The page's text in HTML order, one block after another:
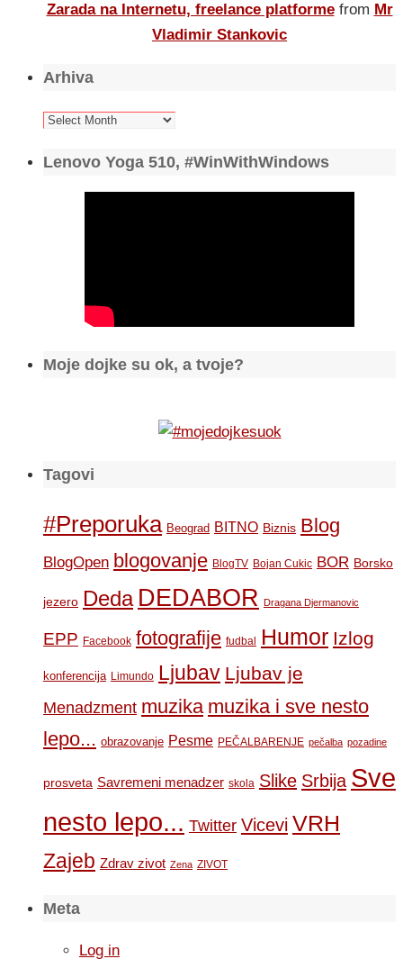
Zarada na Internetu, freelance platforme from Mr
Vladimir Stankovic
Arhiva
Arhiva
Lenovo Yoga 510, #WinWithWindows
Moje dojke su ok, a tvoje?
Tagovi
#Preporuka Beograd BITNO Biznis Blog
BlogOpen blogovanje BlogTV Bojan Cukic BOR Borsko
jezero Deda DEDABOR Dragana Djermanovic
EPP Facebook fotografije fudbal Humor Izlog
konferencija Limundo Ljubav Ljubav je
Menadzment muzika muzika i sve nesto
lepo... obrazovanje Pesme PEČALBARENJE pečalba pozadine
prosveta Savremeni menadzer skola Slike Srbija Sve
nesto lepo... Twitter Vicevi VRH
Zajeb Zdrav zivot Zena ZIVOT
Meta
Log in